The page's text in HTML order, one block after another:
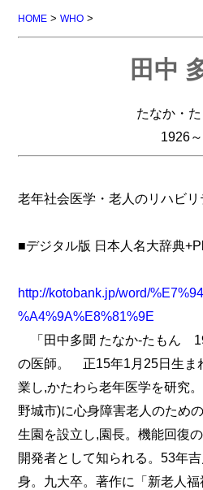
HOME >WHO >
田中
たなか・
1926～
老年社会医学・老人のリハビ
■デジタル版 日本人名大辞典
http://kotobank.jp/word/
%A4%9A%E8%81%9E
「田中多聞 たなか-たもん
の医師。 正15年1月25日生ま
業し,かたわら老年医学を研究
野城市)に心身障害老人のため
生園を設立し,園長。機能回復
開発者として知られる。53年
身。九大卒。著作に「新老人福